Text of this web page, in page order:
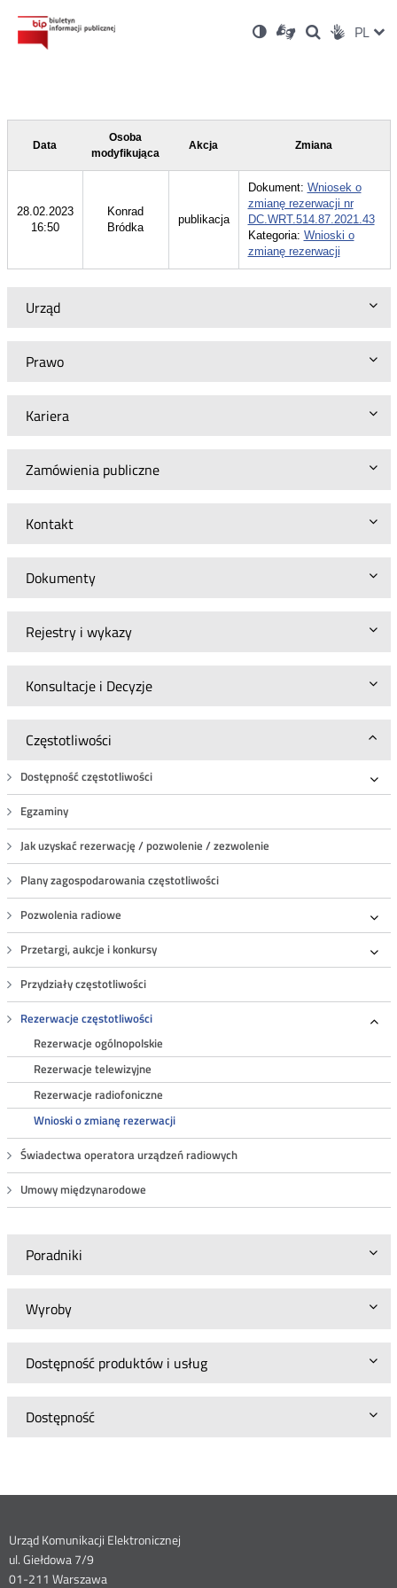
Ustawienia
Wersja
kontrastowa
Dla
niesłyszących
OtwórzOtwórz
w
Otwórz
w
Social PL
Urząd
Prawo
Kariera
Zamówienia publiczne
Kontakt
Dokumenty
Rejestry i wykazy
Konsultacje i Decyzje
Częstotliwości
Dostępność częstotliwości
Egzaminy
Jak uzyskać rezerwację / pozwolenie / zezwolenie
Plany zagospodarowania częstotliwości
Pozwolenia radiowe
Przetargi, aukcje i konkursy
Przydziały częstotliwości
Rezerwacje częstotliwości
Rezerwacje ogólnopolskie
Rezerwacje telewizyjne
Rezerwacje radiofoniczne
Wnioski o zmianę rezerwacji
Świadectwa operatora urządzeń radiowych
Umowy międzynarodowe
Poradniki
Wyroby
Dostępność produktów i usług
Dostępność
Data
Osoba
modyfikująca
Akcja Zmiana
28.02.2023
16:50
Konrad
Bródka
publikacja
Dokument: Wniosek o
zmianę rezerwacji nr
DC.WRT.514.87.2021.43
Kategoria: Wnioski o
zmianę rezerwacji
Dane
Urząd Komunikacji Elektronicznej
ul. Giełdowa 7/9
01-211 Warszawa